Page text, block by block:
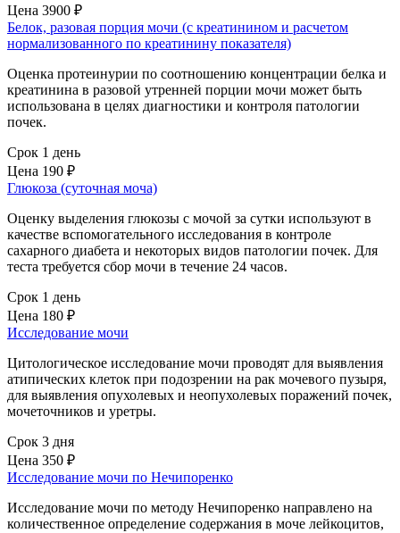
Цена 3900 ₽
Белок, разовая порция мочи (с креатинином и расчетом
нормализованного по креатинину показателя)
Оценка протеинурии по соотношению концентрации белка и
креатинина в разовой утренней порции мочи может быть
использована в целях диагностики и контроля патологии
почек.
Срок 1 день
Цена 190 ₽
Глюкоза (суточная моча)
Оценку выделения глюкозы с мочой за сутки используют в
качестве вспомогательного исследования в контроле
сахарного диабета и некоторых видов патологии почек. Для
теста требуется сбор мочи в течение 24 часов.
Срок 1 день
Цена 180 ₽
Исследование мочи
Цитологическое исследование мочи проводят для выявления
атипических клеток при подозрении на рак мочевого пузыря,
для выявления опухолевых и неопухолевых поражений почек,
мочеточников и уретры.
Срок 3 дня
Цена 350 ₽
Исследование мочи по Нечипоренко
Исследование мочи по методу Нечипоренко направлено на
количественное определение содержания в моче лейкоцитов,